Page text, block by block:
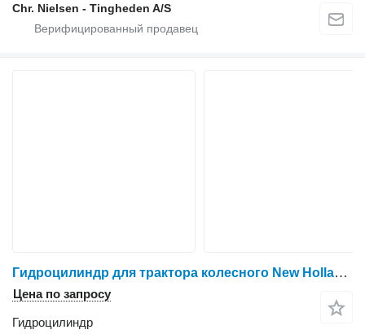
Chr. Nielsen - Tingheden A/S
Гидроцилиндр для трактора колесного New Holland T6
Цена по запросу
Гидроцилиндр